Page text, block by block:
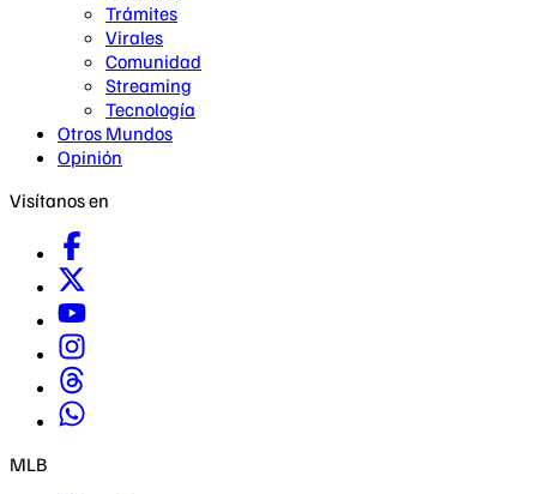
Trámites
Virales
Comunidad
Streaming
Tecnología
Otros Mundos
Opinión
Visítanos en
MLB